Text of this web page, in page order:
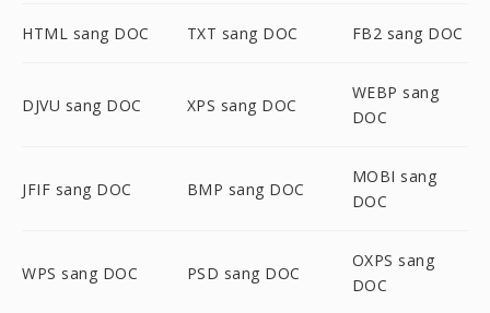
HTML sang DOC TXT sang DOC FB2 sang DOC
DJVU sang DOC XPS sang DOC
WEBP sang
DOC
JFIF sang DOC BMP sang DOC
MOBI sang
DOC
WPS sang DOC PSD sang DOC
OXPS sang
DOC